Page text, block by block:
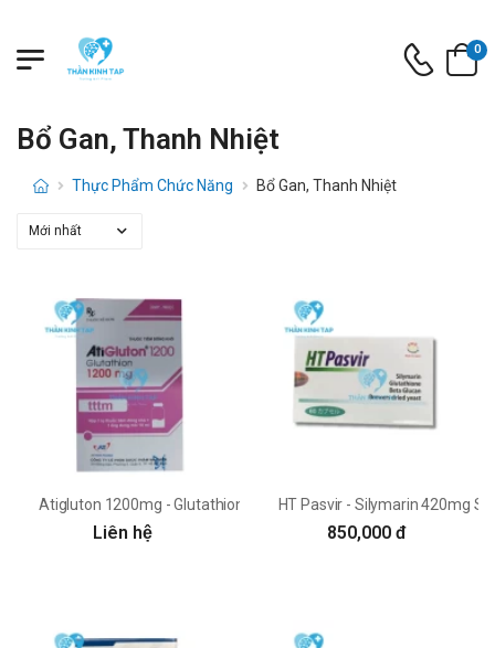
0
Bổ Gan, Thanh Nhiệt
Thực Phẩm Chức Năng Bổ Gan, Thanh Nhiệt
Atigluton 1200mg - Glutathion 1200mg tiêm truyền An thiên
Liên hệ
HT Pasvir - Silymarin 420mg
850,000 đ